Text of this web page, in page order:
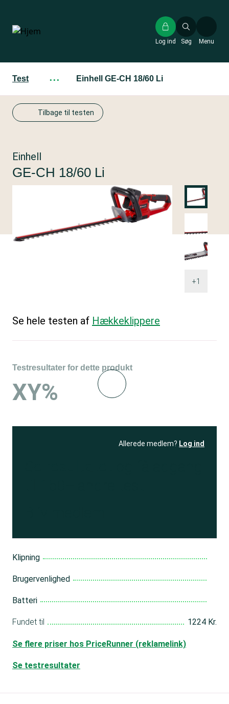
hovedindhold
Søg
Log ind Menu
Test ··· Einhell GE-CH 18/60 Li
Tilbage til testen
+1
Einhell
GE-CH 18/60 Li
Se hele testen af Hækkeklippere
Testresultater for dette produkt
XY%
Allerede medlem? Log ind
Klipning
Brugervenlighed
Batteri
Fundet til 1224 Kr.
Se flere priser hos PriceRunner (reklamelink)
Se testresultater